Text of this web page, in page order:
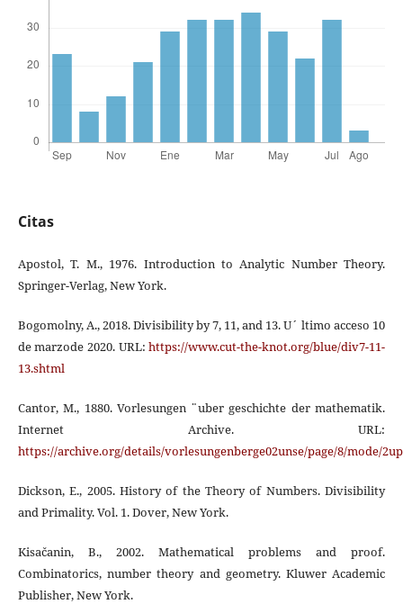
Citas
Apostol, T. M., 1976. Introduction to Analytic Number Theory.
Springer-Verlag, New York.
Bogomolny, A., 2018. Divisibility by 7, 11, and 13. U´ ltimo acceso 10
de marzode 2020. URL:https://www.cut-the-knot.org/blue/div7-11-
13.shtml
Cantor, M., 1880. Vorlesungen ¨uber geschichte der mathematik.
Internet Archive. URL:
https://archive.org/details/vorlesungenberge02unse/page/8/mode/2up
Dickson, E., 2005. History of the Theory of Numbers. Divisibility
and Primality. Vol. 1. Dover, New York.
Kisačanin, B., 2002. Mathematical problems and proof.
Combinatorics, number theory and geometry. Kluwer Academic
Publisher, New York.